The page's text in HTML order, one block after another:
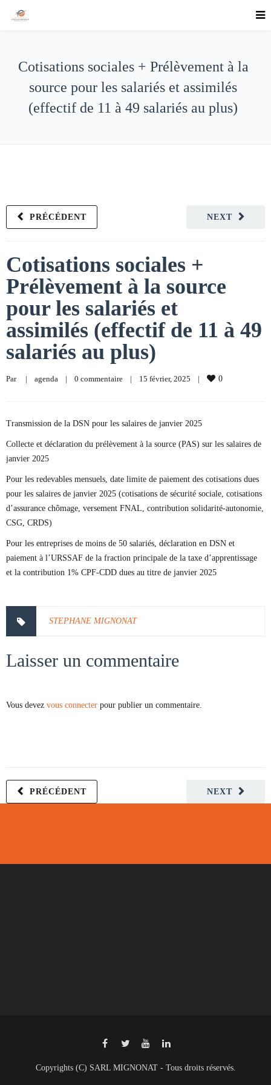
Cotisations sociales + Prélèvement à la
source pour les salariés et assimilés
(effectif de 11 à 49 salariés au plus)
NEXT
PRÉCÉDENT
Cotisations sociales +
Prélèvement à la source
pour les salariés et
assimilés (effectif de 11 à 49
salariés au plus)
Par | agenda | 0 commentaire | 15 février, 2025 | 0
Transmission de la DSN pour les salaires de janvier 2025
Collecte et déclaration du prélèvement à la source (PAS) sur les salaires de
janvier 2025
Pour les redevables mensuels, date limite de paiement des cotisations dues
pour les salaires de janvier 2025 (cotisations de sécurité sociale, cotisations
d’assurance chômage, versement FNAL, contribution solidarité-autonomie,
CSG, CRDS)
Pour les entreprises de moins de 50 salariés, déclaration en DSN et
paiement à l’URSSAF de la fraction principale de la taxe d’apprentissage
et la contribution 1% CPF-CDD dues au titre de janvier 2025
STEPHANE MIGNONAT
Laisser un commentaire
Vous devez vous connecter pour publier un commentaire.
NEXT
PRÉCÉDENT
Copyrights (C) SARL MIGNONAT - Tous droits réservés.